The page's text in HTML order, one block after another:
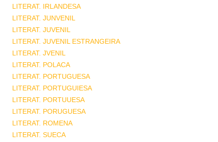
LITERAT. IRLANDESA
LITERAT. JUNVENIL
LITERAT. JUVENIL
LITERAT. JUVENIL ESTRANGEIRA
LITERAT. JVENIL
LITERAT. POLACA
LITERAT. PORTUGUESA
LITERAT. PORTUGUIESA
LITERAT. PORTUUESA
LITERAT. PORUGUESA
LITERAT. ROMENA
LITERAT. SUECA